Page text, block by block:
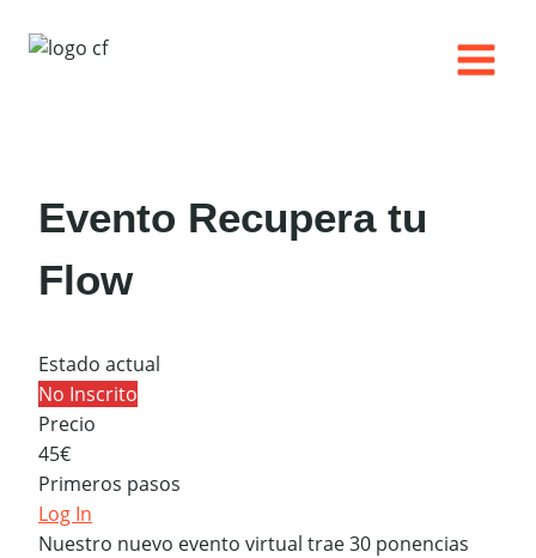
Evento Recupera tu
Flow
Estado actual
No Inscrito
Precio
45€
Primeros pasos
Log In
Nuestro nuevo evento virtual trae 30 ponencias